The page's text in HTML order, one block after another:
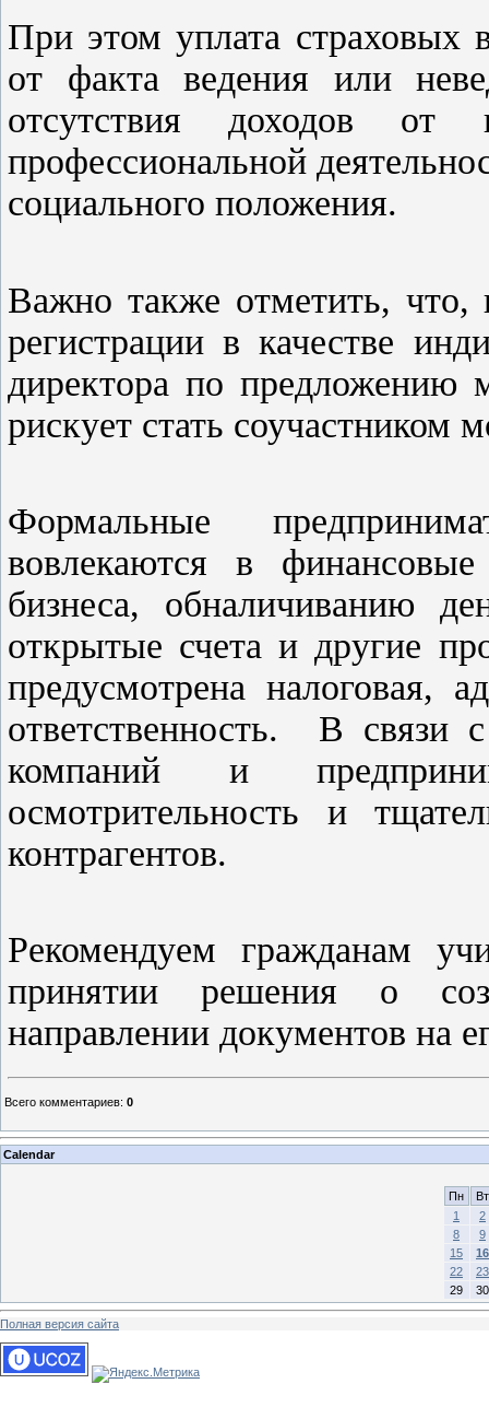
При этом уплата страховых
от факта ведения или
отсутствия доходов от
профессиональной
социального положения.
Важно также отметить,
регистрации в качестве
директора по предложению
рискует стать соучастником
Формальные
вовлекаются в
бизнеса, обналичиванию
открытые счета и другие
предусмотрена налоговая,
ответственность. В связи
компаний и
осмотрительность и
контрагентов.
Рекомендуем гражданам
принятии решения о
направлении документов на
Всего комментариев: 0
Calendar
Пн
Вт
1
2
8
9
15
16
22
23
29
30
Полная версия сайта